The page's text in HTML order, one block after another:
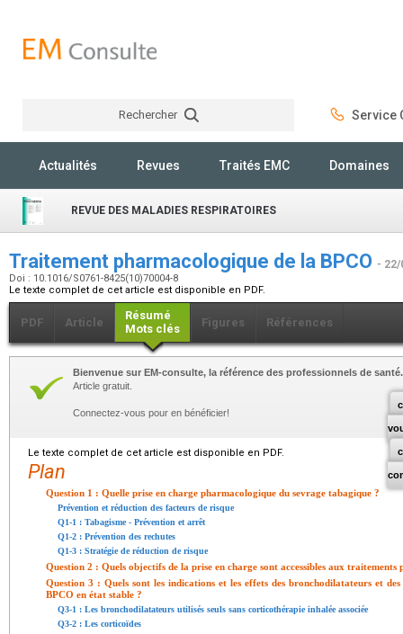
Rechercher Service
Actualités Revues Traités EMC Domaines
REVUE DES MALADIES RESPIRATOIRES
Traitement pharmacologique de la BPCO - 22/
Doi : 10.1016/S0761-8425(10)70004-8
Le texte complet de cet article est disponible en PDF.
PDF Article
Résumé
Mots clés
Figures Références
Bienvenue sur EM-consulte, la référence des professionnels de santé.
Article gratuit.
Connectez-vous pour en bénéficier!
Le texte complet de cet article est disponible en PDF.
Plan
Question 1 : Quelle prise en charge pharmacologique du sevrage tabagique ?
Prévention et réduction des facteurs de risque
Q1-1 : Tabagisme - Prévention et arrêt
Q1-2 : Prévention des rechutes
Q1-3 : Stratégie de réduction de risque
Question 2 : Quels objectifs de la prise en charge sont accessibles aux traitements
Question 3 : Quels sont les indications et les effets des bronchodilatateurs et
BPCO en état stable ?
Q3-1 : Les bronchodilatateurs utilisés seuls sans corticothérapie inhalée associée
Q3-2 : Les corticoïdes